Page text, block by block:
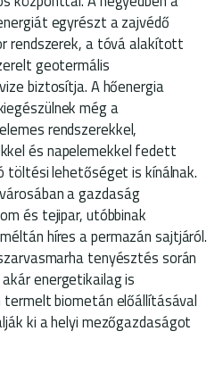
egyrészt a zajvédő
rendszerek, a tóvá alakított
geotermális
biztosítja. A hőenergia
még a
rendszerekkel,
és napelemekkel fedett
töltési lehetőséget is kínálnak.
a gazdaság
és tejipar, utóbbinak
híres a permazán sajtjáról.
tenyésztés során
energetikailag is
biometán előállításával
ki a helyi mezőgazdaságot